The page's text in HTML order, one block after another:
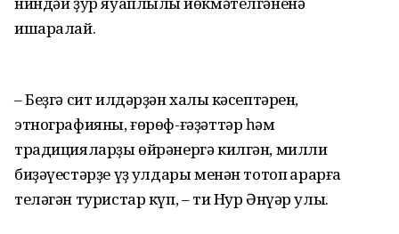
ишаралай.
– Беҙгә сит илдәрҙән халыҡ кәсептәрен,
этнографияны, ғөрөф-ғәҙәттәр һәм
традицияларҙы өйрәнергә килгән, милли
биҙәүестәрҙе үҙ ҡулдары менән тотоп ҡарарға
теләгән туристар күп, – ти Нур Әнүәр улы.